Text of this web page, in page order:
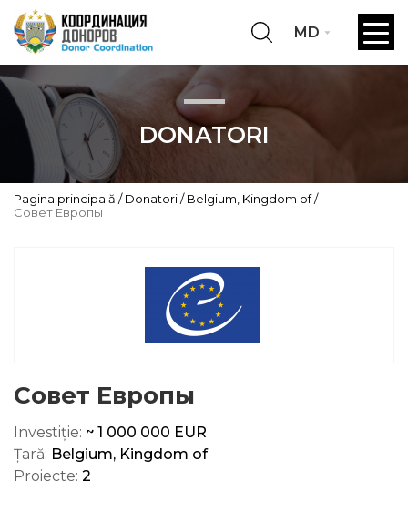
MD
DONATORI
Pagina principală Donatori
Belgium, Kingdom of
Совет Европы
Совет Европы
Investiție: ~ 1 000 000 EUR
Țară: Belgium, Kingdom of
Proiecte: 2